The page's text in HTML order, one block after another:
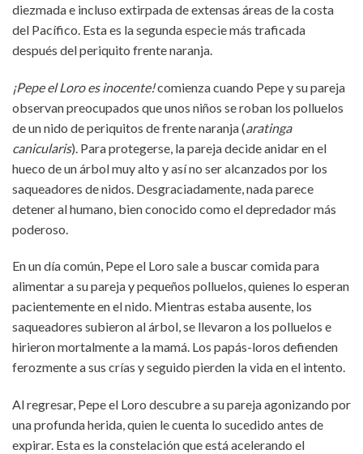
diezmada e incluso extirpada de extensas áreas de la costa
del Pacífico. Esta es la segunda especie más traficada
después del periquito frente naranja.
¡Pepe el Loro es inocente!comienza cuando Pepe y su pareja
observan preocupados que unos niños se roban los polluelos
de un nido de periquitos de frente naranja (aratinga
canicularis). Para protegerse, la pareja decide anidar en el
hueco de un árbol muy alto y así no ser alcanzados por los
saqueadores de nidos. Desgraciadamente, nada parece
detener al humano, bien conocido como el depredador más
poderoso.
En un día común, Pepe el Loro sale a buscar comida para
alimentar a su pareja y pequeños polluelos, quienes lo esperan
pacientemente en el nido. Mientras estaba ausente, los
saqueadores subieron al árbol, se llevaron a los polluelos e
hirieron mortalmente a la mamá. Los papás-loros defienden
ferozmente a sus crías y seguido pierden la vida en el intento.
Al regresar, Pepe el Loro descubre a su pareja agonizando por
una profunda herida, quien le cuenta lo sucedido antes de
expirar. Esta es la constelación que está acelerando el